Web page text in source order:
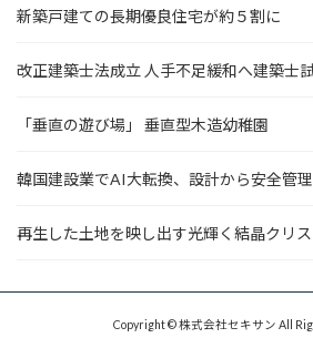
新築戸建ての長期優良住宅が約５割に
改正建築士法成立 人手不足緩和へ建築士
「垂直の遊び場」 垂直型木造幼稚園
韓国建設業でAI大転換、設計から安全管
再生した土地を映し出す光輝く結晶クリ
Copyright © 株式会社セキサン All